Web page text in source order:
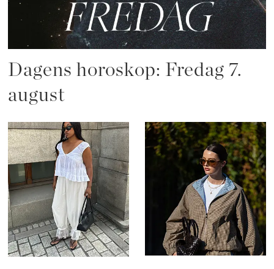
Dagens horoskop: Fredag 7.
august